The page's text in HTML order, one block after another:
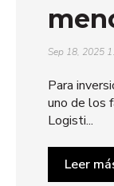
Sep 18, 2025
Para
uno de los
Logisti...
Leer